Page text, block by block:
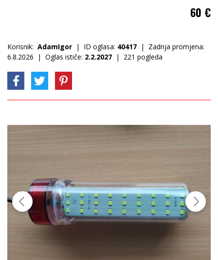
60 €
Korisnik: AdamIgor | ID oglasa: 40417 | Zadnja promjena:
6.8.2026 | Oglas ističe: 2.2.2027 | 221 pogleda